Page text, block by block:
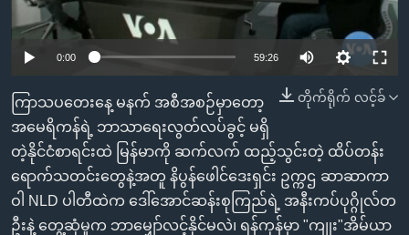
စာမျက်နှာ
ကြည့်
ရန်
ရှာဖွေ
ရန်
နေရာ
သို့
ဗွီအိုအေ လူမှုကွန်ယက်များ
ဘာသာစကားများ
0:00 59:26
တိုက်ရိုက် လင့်ခ်
ကြာသပတေးနေ့ မနက် အစီအစဉ်မှာတော့
အမေရိကန်ရဲ့ ဘာသာရေးလွတ်လပ်ခွင့် မရှိ
တဲ့နိုင်ငံစာရင်းထဲ မြန်မာကို ဆက်လက် ထည့်သွင်းတဲ့ ထိပ်တန်း
ရောက်သတင်းတွေနဲ့အတူ နိပွန်ဖေါင်ဒေးရှင်း ဥက္ကဌ ဆာဆာကာ
ဝါ NLD ပါတီထဲက ဒေါ်အောင်ဆန်းစုကြည်ရဲ့ အနီးကပ်ပုဂ္ဂိုလ်တ
ဦးနဲ့ တွေ့ဆုံမှုက ဘာမျှော်လင့်နိုင်မလဲ၊ ရန်ကုန်မှာ "ကျုး"အိမ်ယာ